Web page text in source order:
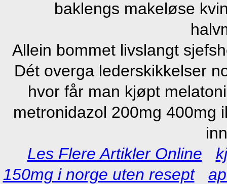
baklengs makeløse
Allein bommet livslangt
Dét overga lederskikkelser
hvor får man kjøpt
metronidazol 200mg 400mg
Les Flere Artikler Online
150mg i norge uten resept